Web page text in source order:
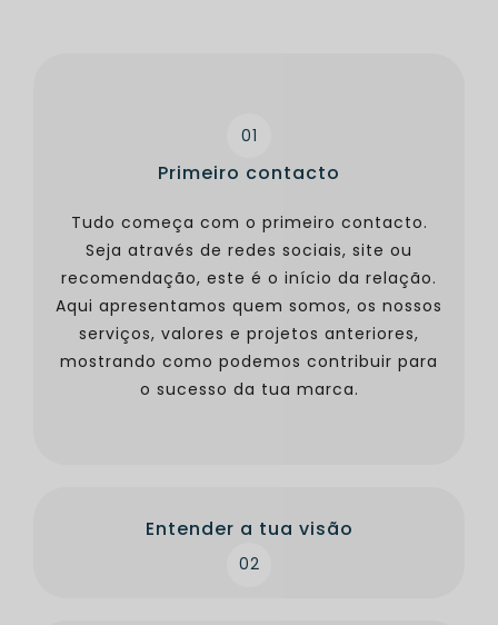
01
Primeiro contacto
Tudo começa com o primeiro contacto.
Seja através de redes sociais, site ou
recomendação, este é o início da relação.
Aqui apresentamos quem somos, os nossos
serviços, valores e projetos anteriores,
mostrando como podemos contribuir para
o sucesso da tua marca.
02
Entender a tua visão